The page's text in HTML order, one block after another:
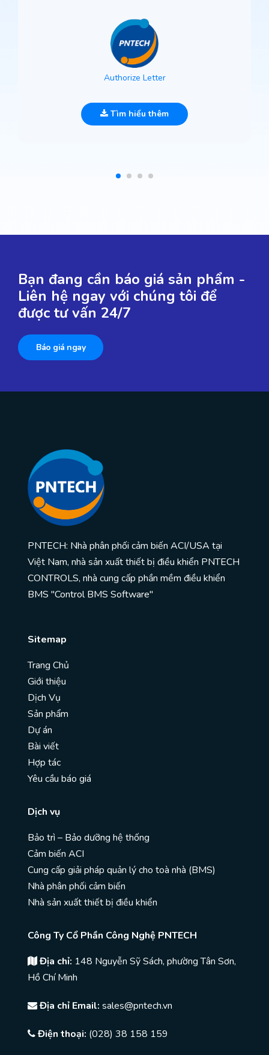
Authorize Letter
Tìm hiểu thêm
Bạn đang cần báo giá sản phẩm -
Liên hệ ngay với chúng tôi để
được tư vấn 24/7
Báo giá ngay
PNTECH: Nhà phân phối cảm biến ACI/USA tại
Việt Nam, nhà sản xuất thiết bị điều khiển PNTECH
CONTROLS, nhà cung cấp phần mềm điều khiển
BMS "Control BMS Software"
Sitemap
Trang Chủ
Giới thiệu
Dịch Vụ
Sản phẩm
Dự án
Bài viết
Hợp tác
Yêu cầu báo giá
Dịch vụ
Bảo trì – Bảo dưỡng hệ thống
Cảm biến ACI
Cung cấp giải pháp quản lý cho toà nhà (BMS)
Nhà phân phối cảm biến
Nhà sản xuất thiết bị điều khiển
Công Ty Cổ Phần Công Nghệ PNTECH
Địa chỉ: 148 Nguyễn Sỹ Sách, phường Tân Sơn,
Hồ Chí Minh
Địa chỉ Email: sales@pntech.vn
Điện thoại: (028) 38 158 159